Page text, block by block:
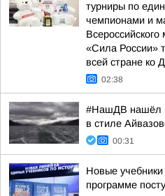
турниры по
чемпионами и
«Сила России»
всей стране ко
02:38
#НашДВ нашёл
в стиле
00:31
Новые
программе